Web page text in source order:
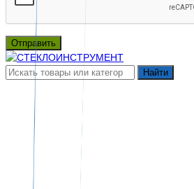
Отправить
Найти